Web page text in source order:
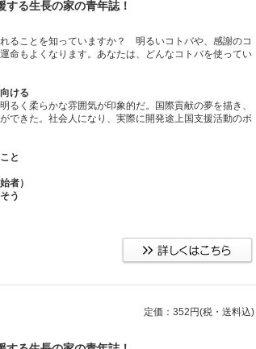
る生長の家の青年誌！
ることを知っていますか？ 明るいコトバや、感謝のコ
命もよくなります。あなたは、どんなコトバを使ってい
ける
く柔らかな雰囲気が印象的だ。国際貢献の夢を描き、
できた。社会人になり、実際に開発途上国支援活動のボ
と
者）
う
定価：352円(税・送料込)